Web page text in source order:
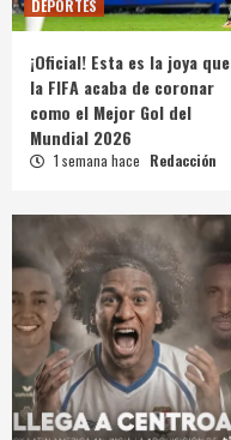
DEPORTES
¡Oficial! Esta es la joya que
la FIFA acaba de coronar
como el Mejor Gol del
Mundial 2026
1 semana hace Redacción